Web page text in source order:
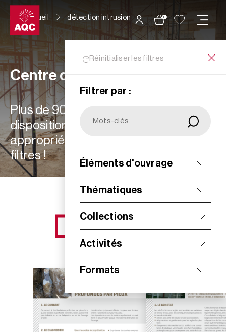
Panneau de gestion des cookies
0
Accueil détection intrusion
Réinitialiser les filtres
Filtrer par :
Éléments d'ouvrage
Thématiques
Collections
Activités
Formats
Centre de ressources
Plus de 900 ressources à votre
disposition : choisissez les plus
appropriées à vos besoins grâce aux
filtres !
NOS NOUVEAUTÉS